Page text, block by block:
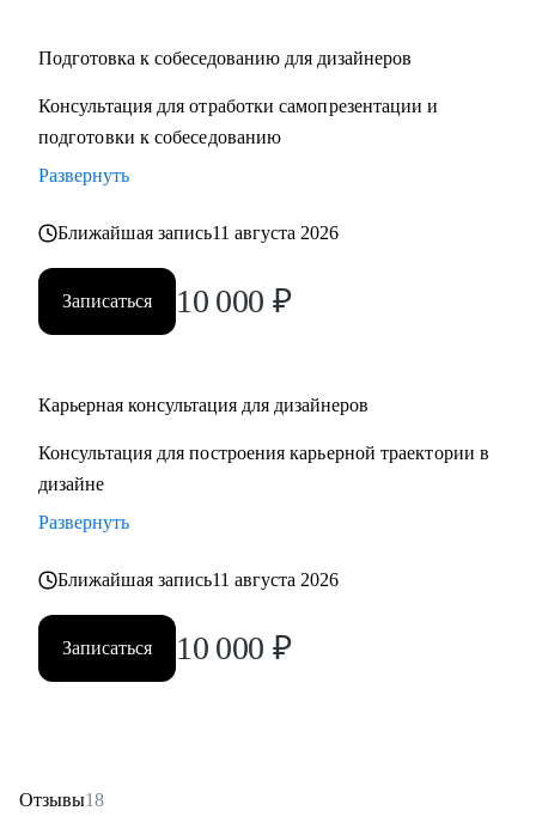
Подготовка к собеседованию для дизайнеров
Консультация для отработки самопрезентации и
подготовки к собеседованию
Развернуть
Ближайшая запись11 августа 2026
Записаться 10 000 ₽
Карьерная консультация для дизайнеров
Консультация для построения карьерной траектории в
дизайне
Развернуть
Ближайшая запись11 августа 2026
Записаться 10 000 ₽
Отзывы18